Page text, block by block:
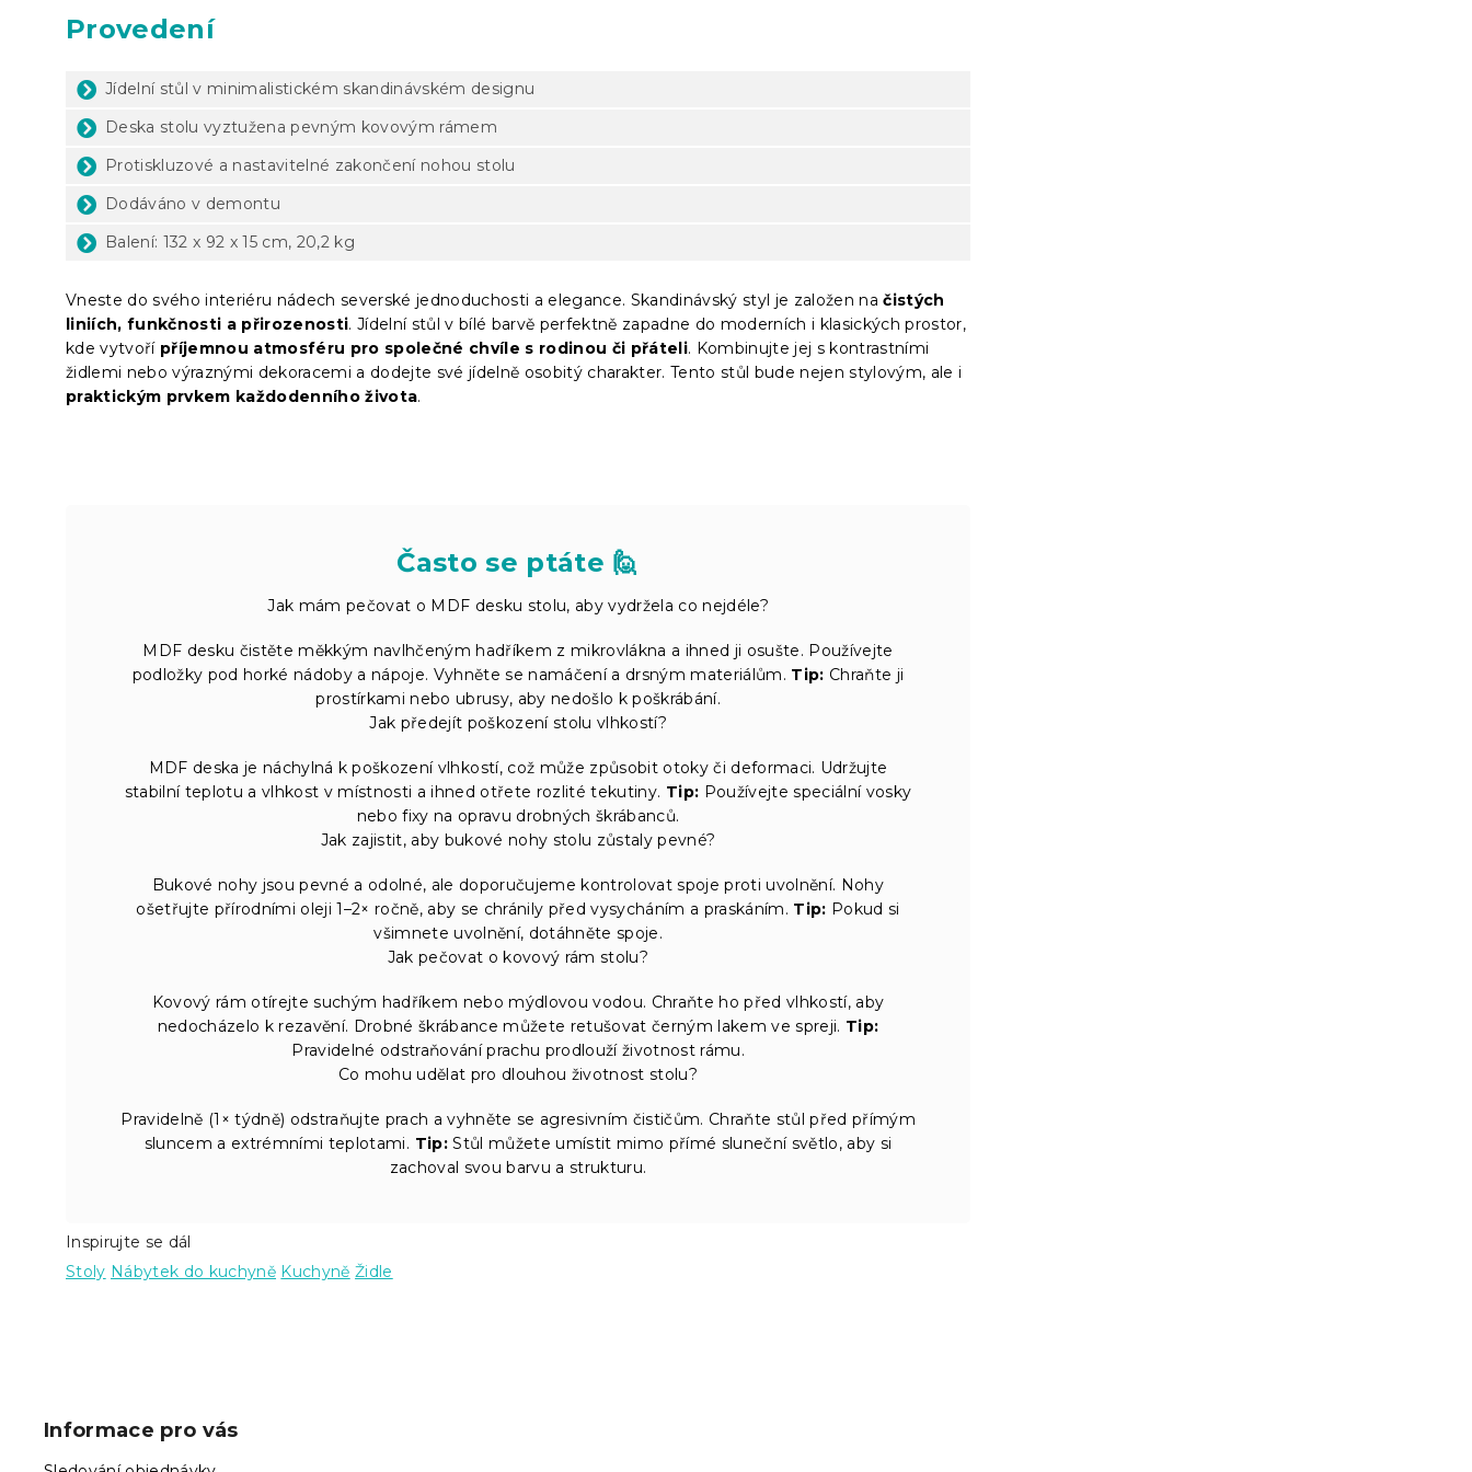
Provedení
Jídelní stůl v minimalistickém skandinávském designu
Deska stolu vyztužena pevným kovovým rámem
Protiskluzové a nastavitelné zakončení nohou stolu
Dodáváno v demontu
Balení: 132 x 92 x 15 cm, 20,2 kg
Vneste do svého interiéru nádech severské jednoduchosti a elegance. Skandinávský styl je založen načistých
liniích, funkčnosti a přirozenosti. Jídelní stůl v bílé barvě perfektně zapadne do moderních i klasických prostor,
kde vytvoří příjemnou atmosféru pro společné chvíle s rodinou či přáteli. Kombinujte jej s kontrastními
židlemi nebo výraznými dekoracemi a dodejte své jídelně osobitý charakter. Tento stůl bude nejen stylovým, ale i
praktickým prvkem každodenního života.
Často se ptáte 🙋
Jak mám pečovat o MDF desku stolu, aby vydržela co nejdéle?
MDF desku čistěte měkkým navlhčeným hadříkem z mikrovlákna a ihned ji osušte. Používejte
podložky pod horké nádoby a nápoje. Vyhněte se namáčení a drsným materiálům. Tip: Chraňte ji
prostírkami nebo ubrusy, aby nedošlo k poškrábání.
Jak předejít poškození stolu vlhkostí?
MDF deska je náchylná k poškození vlhkostí, což může způsobit otoky či deformaci. Udržujte
stabilní teplotu a vlhkost v místnosti a ihned otřete rozlité tekutiny. Tip: Používejte speciální vosky
nebo fixy na opravu drobných škrábanců.
Jak zajistit, aby bukové nohy stolu zůstaly pevné?
Bukové nohy jsou pevné a odolné, ale doporučujeme kontrolovat spoje proti uvolnění. Nohy
ošetřujte přírodními oleji 1–2× ročně, aby se chránily před vysycháním a praskáním. Tip: Pokud si
všimnete uvolnění, dotáhněte spoje.
Jak pečovat o kovový rám stolu?
Kovový rám otírejte suchým hadříkem nebo mýdlovou vodou. Chraňte ho před vlhkostí, aby
nedocházelo k rezavění. Drobné škrábance můžete retušovat černým lakem ve spreji. Tip:
Pravidelné odstraňování prachu prodlouží životnost rámu.
Co mohu udělat pro dlouhou životnost stolu?
Pravidelně (1× týdně) odstraňujte prach a vyhněte se agresivním čističům. Chraňte stůl před přímým
sluncem a extrémními teplotami. Tip:Stůl můžete umístit mimo přímé sluneční světlo, aby si
zachoval svou barvu a strukturu.
Inspirujte se dál
Stoly Nábytek do kuchyně Kuchyně Židle
Informace pro vás